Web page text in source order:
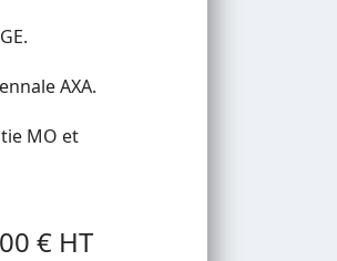
AXA.
MO et
€ HT